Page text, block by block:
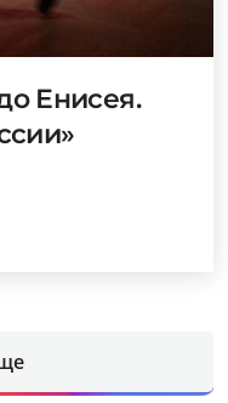
Енисея.